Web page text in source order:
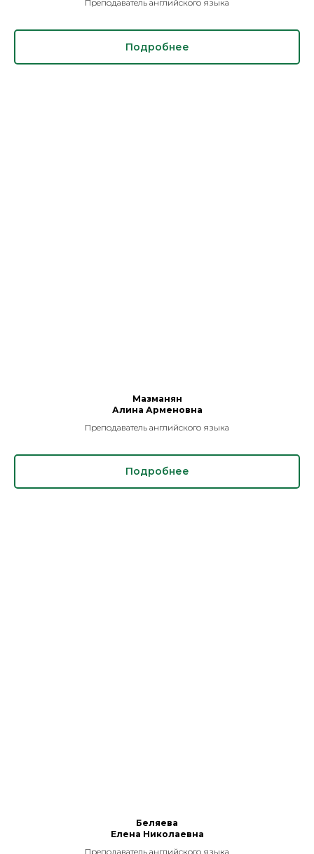
Преподаватель английского языка
Подробнее
Мазманян
Алина Арменовна
Преподаватель английского языка
Подробнее
Беляева
Елена Николаевна
Преподаватель английского языка